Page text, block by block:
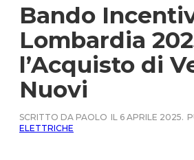
Bando
Lombardia
l’Acquisto di
Nuovi
SCRITTO DA PAOLO IL 6 APRILE 2025.
ELETTRICHE